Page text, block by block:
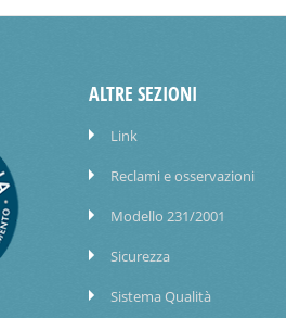
ALTRE SEZIONI
Link
Reclami e osservazioni
Modello 231/2001
Sicurezza
Sistema Qualità